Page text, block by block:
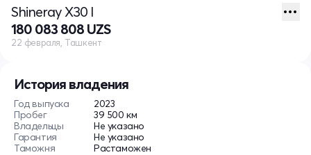
История владения
Год выпуска
2023
Пробег
39 500 км
Владельцы
Не указано
Гарантия
Не указано
Таможня
Растаможен
Shineray X30 I
180 083 808 UZS
22 февраля, Ташкент